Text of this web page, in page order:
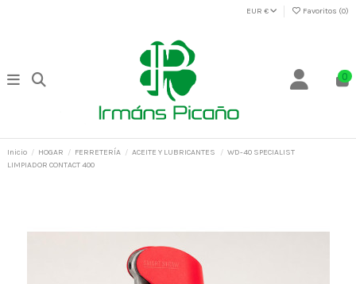
EUR € Favoritos (0)
0
Inicio HOGAR FERRETERÍA ACEITE Y LUBRICANTES
WD-40 SPECIALIST
LIMPIADOR CONTACT 400